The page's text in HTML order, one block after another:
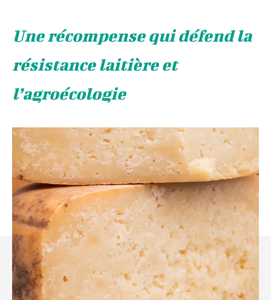
Une récompense qui défend la
résistance laitière et
l’agroécologie